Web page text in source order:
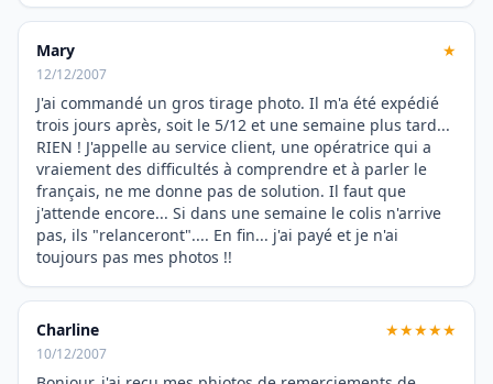
Mary ★
12/12/2007
J'ai commandé un gros tirage photo. Il m'a été expédié
trois jours après, soit le 5/12 et une semaine plus tard...
RIEN ! J'appelle au service client, une opératrice qui a
vraiement des difficultés à comprendre et à parler le
français, ne me donne pas de solution. Il faut que
j'attende encore... Si dans une semaine le colis n'arrive
pas, ils "relanceront".... En fin... j'ai payé et je n'ai
toujours pas mes photos !!
Charline ★★★★★
10/12/2007